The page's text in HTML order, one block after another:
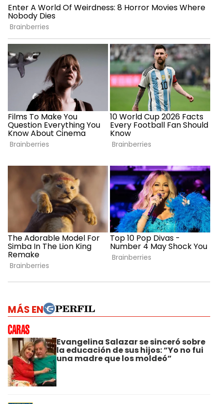
MÁS EN
Evangelina Salazar se sinceró sobre
la educación de sus hijos: “Yo no fui
una madre que los moldeó”